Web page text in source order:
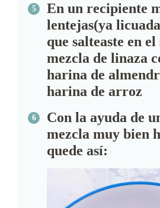
En un recipiente
lentejas(ya
que salteaste en
mezcla de linaza
harina de
harina de arroz
Con la ayuda de
mezcla muy bien
quede así: